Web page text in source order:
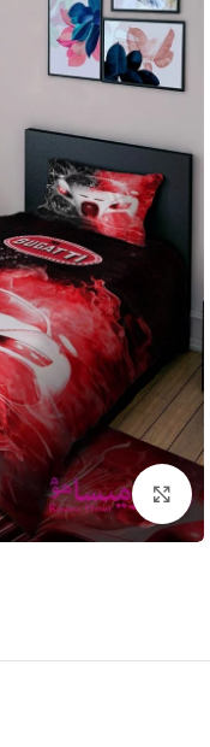
بزرگنمایی تصویر